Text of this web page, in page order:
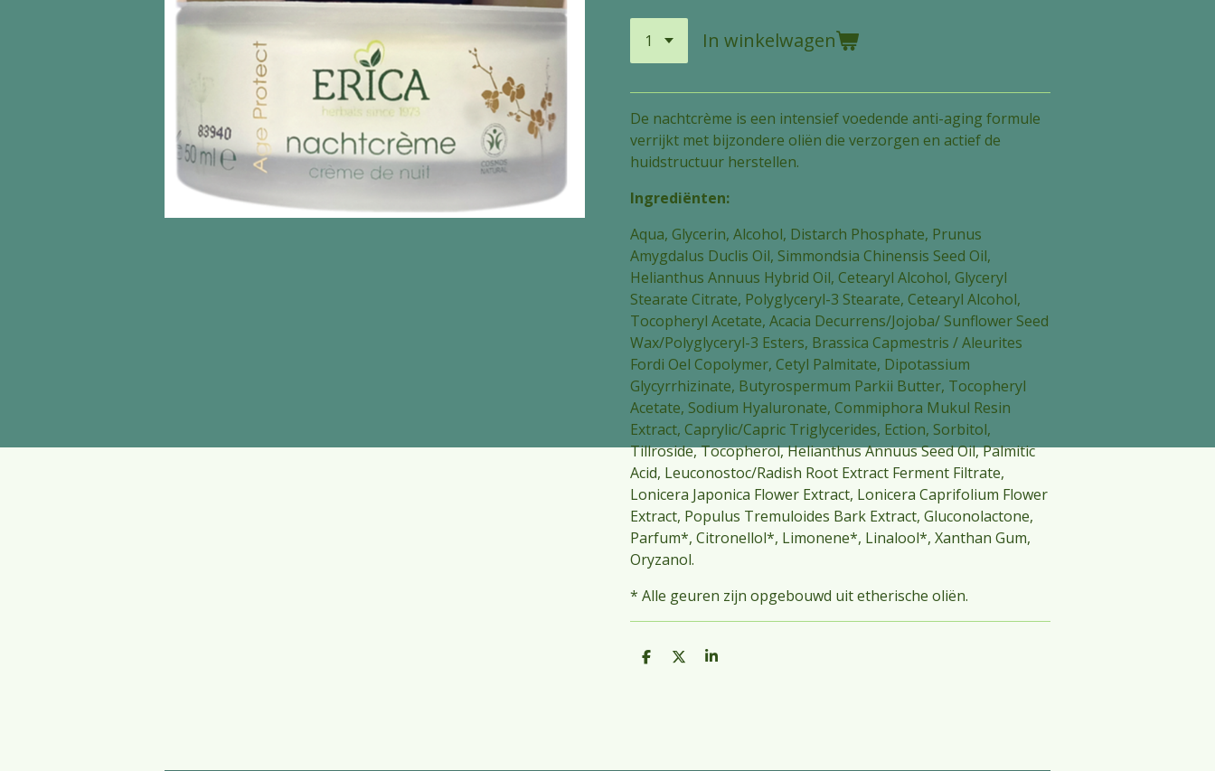
In winkelwagen
De nachtcrème is een intensief voedende anti-aging formule
verrijkt met bijzondere oliën die verzorgen en actief de
huidstructuur herstellen.
Ingrediënten:
Aqua, Glycerin, Alcohol, Distarch Phosphate, Prunus
Amygdalus Duclis Oil, Simmondsia Chinensis Seed Oil,
Helianthus Annuus Hybrid Oil, Cetearyl Alcohol, Glyceryl
Stearate Citrate, Polyglyceryl-3 Stearate, Cetearyl Alcohol,
Tocopheryl Acetate, Acacia Decurrens/Jojoba/ Sunflower Seed
Wax/Polyglyceryl-3 Esters, Brassica Capmestris / Aleurites
Fordi Oel Copolymer, Cetyl Palmitate, Dipotassium
Glycyrrhizinate, Butyrospermum Parkii Butter, Tocopheryl
Acetate, Sodium Hyaluronate, Commiphora Mukul Resin
Extract, Caprylic/Capric Triglycerides, Ection, Sorbitol,
Tillroside, Tocopherol, Helianthus Annuus Seed Oil, Palmitic
Acid, Leuconostoc/Radish Root Extract Ferment Filtrate,
Lonicera Japonica Flower Extract, Lonicera Caprifolium Flower
Extract, Populus Tremuloides Bark Extract, Gluconolactone,
Parfum*, Citronellol*, Limonene*, Linalool*, Xanthan Gum,
Oryzanol.
* Alle geuren zijn opgebouwd uit etherische oliën.
D
D
S